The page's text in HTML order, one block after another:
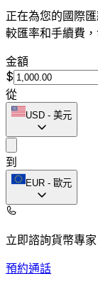
正在為您的國際
較匯率和手續費
金額
$
從
USD - 美元
到
EUR - 歐元
立即諮詢貨幣專家
預約通話